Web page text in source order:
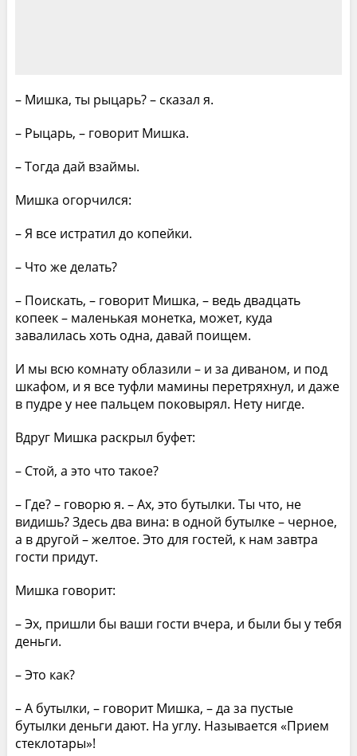
– Мишка, ты рыцарь? – сказал я.
– Рыцарь, – говорит Мишка.
– Тогда дай взаймы.
Мишка огорчился:
– Я все истратил до копейки.
– Что же делать?
– Поискать, – говорит Мишка, – ведь двадцать
копеек – маленькая монетка, может, куда
завалилась хоть одна, давай поищем.
И мы всю комнату облазили – и за диваном, и под
шкафом, и я все туфли мамины перетряхнул, и даже
в пудре у нее пальцем поковырял. Нету нигде.
Вдруг Мишка раскрыл буфет:
– Стой, а это что такое?
– Где? – говорю я. – Ах, это бутылки. Ты что, не
видишь? Здесь два вина: в одной бутылке – черное,
а в другой – желтое. Это для гостей, к нам завтра
гости придут.
Мишка говорит:
– Эх, пришли бы ваши гости вчера, и были бы у тебя
деньги.
– Это как?
– А бутылки, – говорит Мишка, – да за пустые
бутылки деньги дают. На углу. Называется «Прием
стеклотары»!